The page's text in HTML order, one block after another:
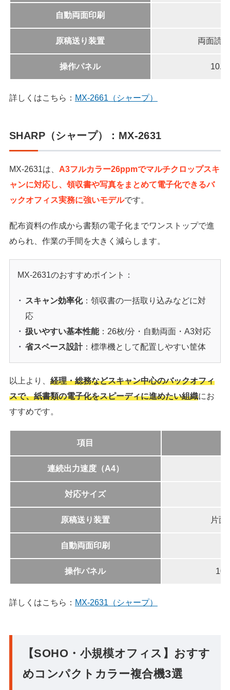
自動両面印刷
原稿送り装置 両面読
操作パネル 10.1
詳しくはこちら： MX-2661（シャープ）
SHARP（シャープ）：MX-2631
MX-2631は、 A3フルカラー26ppmでマルチクロップスキ
ャンに対応し、領収書や写真をまとめて電子化できるバ
ックオフィス実務に強いモデルです。
配布資料の作成から書類の電子化までワンストップで進
められ、作業の手間を大きく減らします。
MX-2631のおすすめポイント：
スキャン効率化：領収書の一括取り込みなどに対
応
扱いやすい基本性能：26枚/分・自動両面・A3対応
省スペース設計：標準機として配置しやすい筐体
以上より、 経理・総務などスキャン中心のバックオフィ
スで、紙書類の電子化をスピーディに進めたい組織にお
すすめです。
項目
連続出力速度（A4）
対応サイズ
原稿送り装置 片面
自動両面印刷
操作パネル
詳しくはこちら： MX-2631（シャープ）
【SOHO・小規模オフィス】おすす
めコンパクトカラー複合機3選